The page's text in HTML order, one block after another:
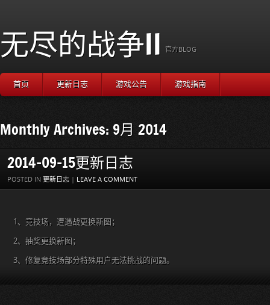
无尽的战争II 官方BLOG
首页 更新日志 游戏公告 游戏指南
Monthly Archives: 9月 2014
2014-09-15更新日志
POSTED IN 更新日志 | LEAVE A COMMENT
1、竞技场，遭遇战更换新图；
2、抽奖更换新图；
3、修复竞技场部分特殊用户无法挑战的问题。